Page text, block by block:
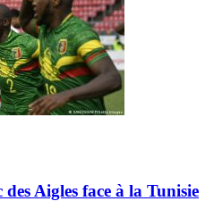
Aigles face à la Tunisie